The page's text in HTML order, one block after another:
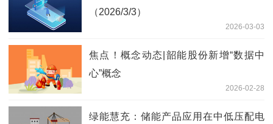
（2026/3/3）
2026-03-03
焦点！概念动态|韶能股份新增“数据中
心”概念
2026-02-28
绿能慧充：储能产品应用在中低压配电